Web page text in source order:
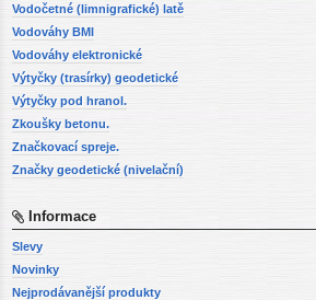
Vodočetné (limnigrafické) latě
Vodováhy BMI
Vodováhy elektronické
Výtyčky (trasírky) geodetické
Výtyčky pod hranol.
Zkoušky betonu.
Značkovací spreje.
Značky geodetické (nivelační)
Informace
Slevy
Novinky
Nejprodávanější produkty